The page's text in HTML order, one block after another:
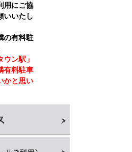
用にご協
いいたし
の有料駐
ン駅」
有料駐車
かと思い